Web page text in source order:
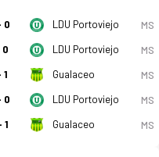
0 LDU Portoviejo MS
0 LDU Portoviejo MS
1 Gualaceo MS
0 LDU Portoviejo MS
1 Gualaceo MS